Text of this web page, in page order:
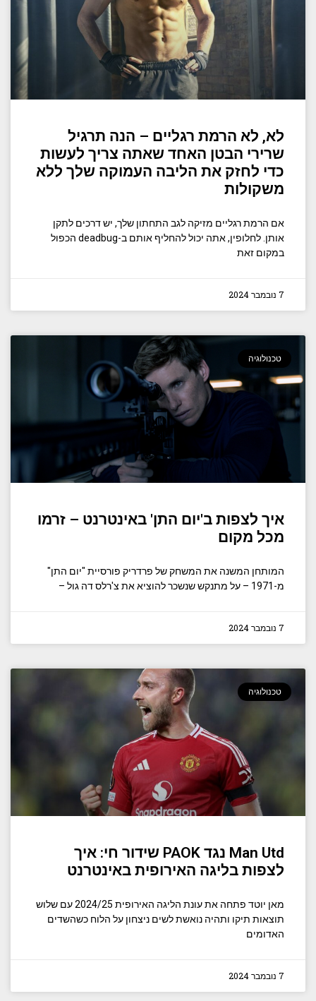
לא, לא הרמת רגליים – הנה תרגיל
שרירי הבטן האחד שאתה צריך לעשות
כדי לחזק את הליבה העמוקה שלך ללא
משקולות
אם הרמת רגליים מזיקה לגב התחתון שלך, יש דרכים לתקן
אותן. לחלופין, אתה יכול להחליף אותם ב-deadbug הכפול
במקום זאת
7 נובמבר 2024
טכנולוגיה
איך לצפות ב'יום התן' באינטרנט – זרמו
מכל מקום
המותחן המשנה את המשחק של פרדריק פורסיית "יום התן"
מ-1971 – על מתנקש שנשכר להוציא את צ'רלס דה גול –
7 נובמבר 2024
טכנולוגיה
Man Utd נגד PAOK שידור חי: איך
לצפות בליגה האירופית באינטרנט
מאן יוטד פתחה את עונת הליגה האירופית 2024/25 עם שלוש
תוצאות תיקו ותהיה נואשת לשים ניצחון על הלוח כשהשדים
האדומים
7 נובמבר 2024